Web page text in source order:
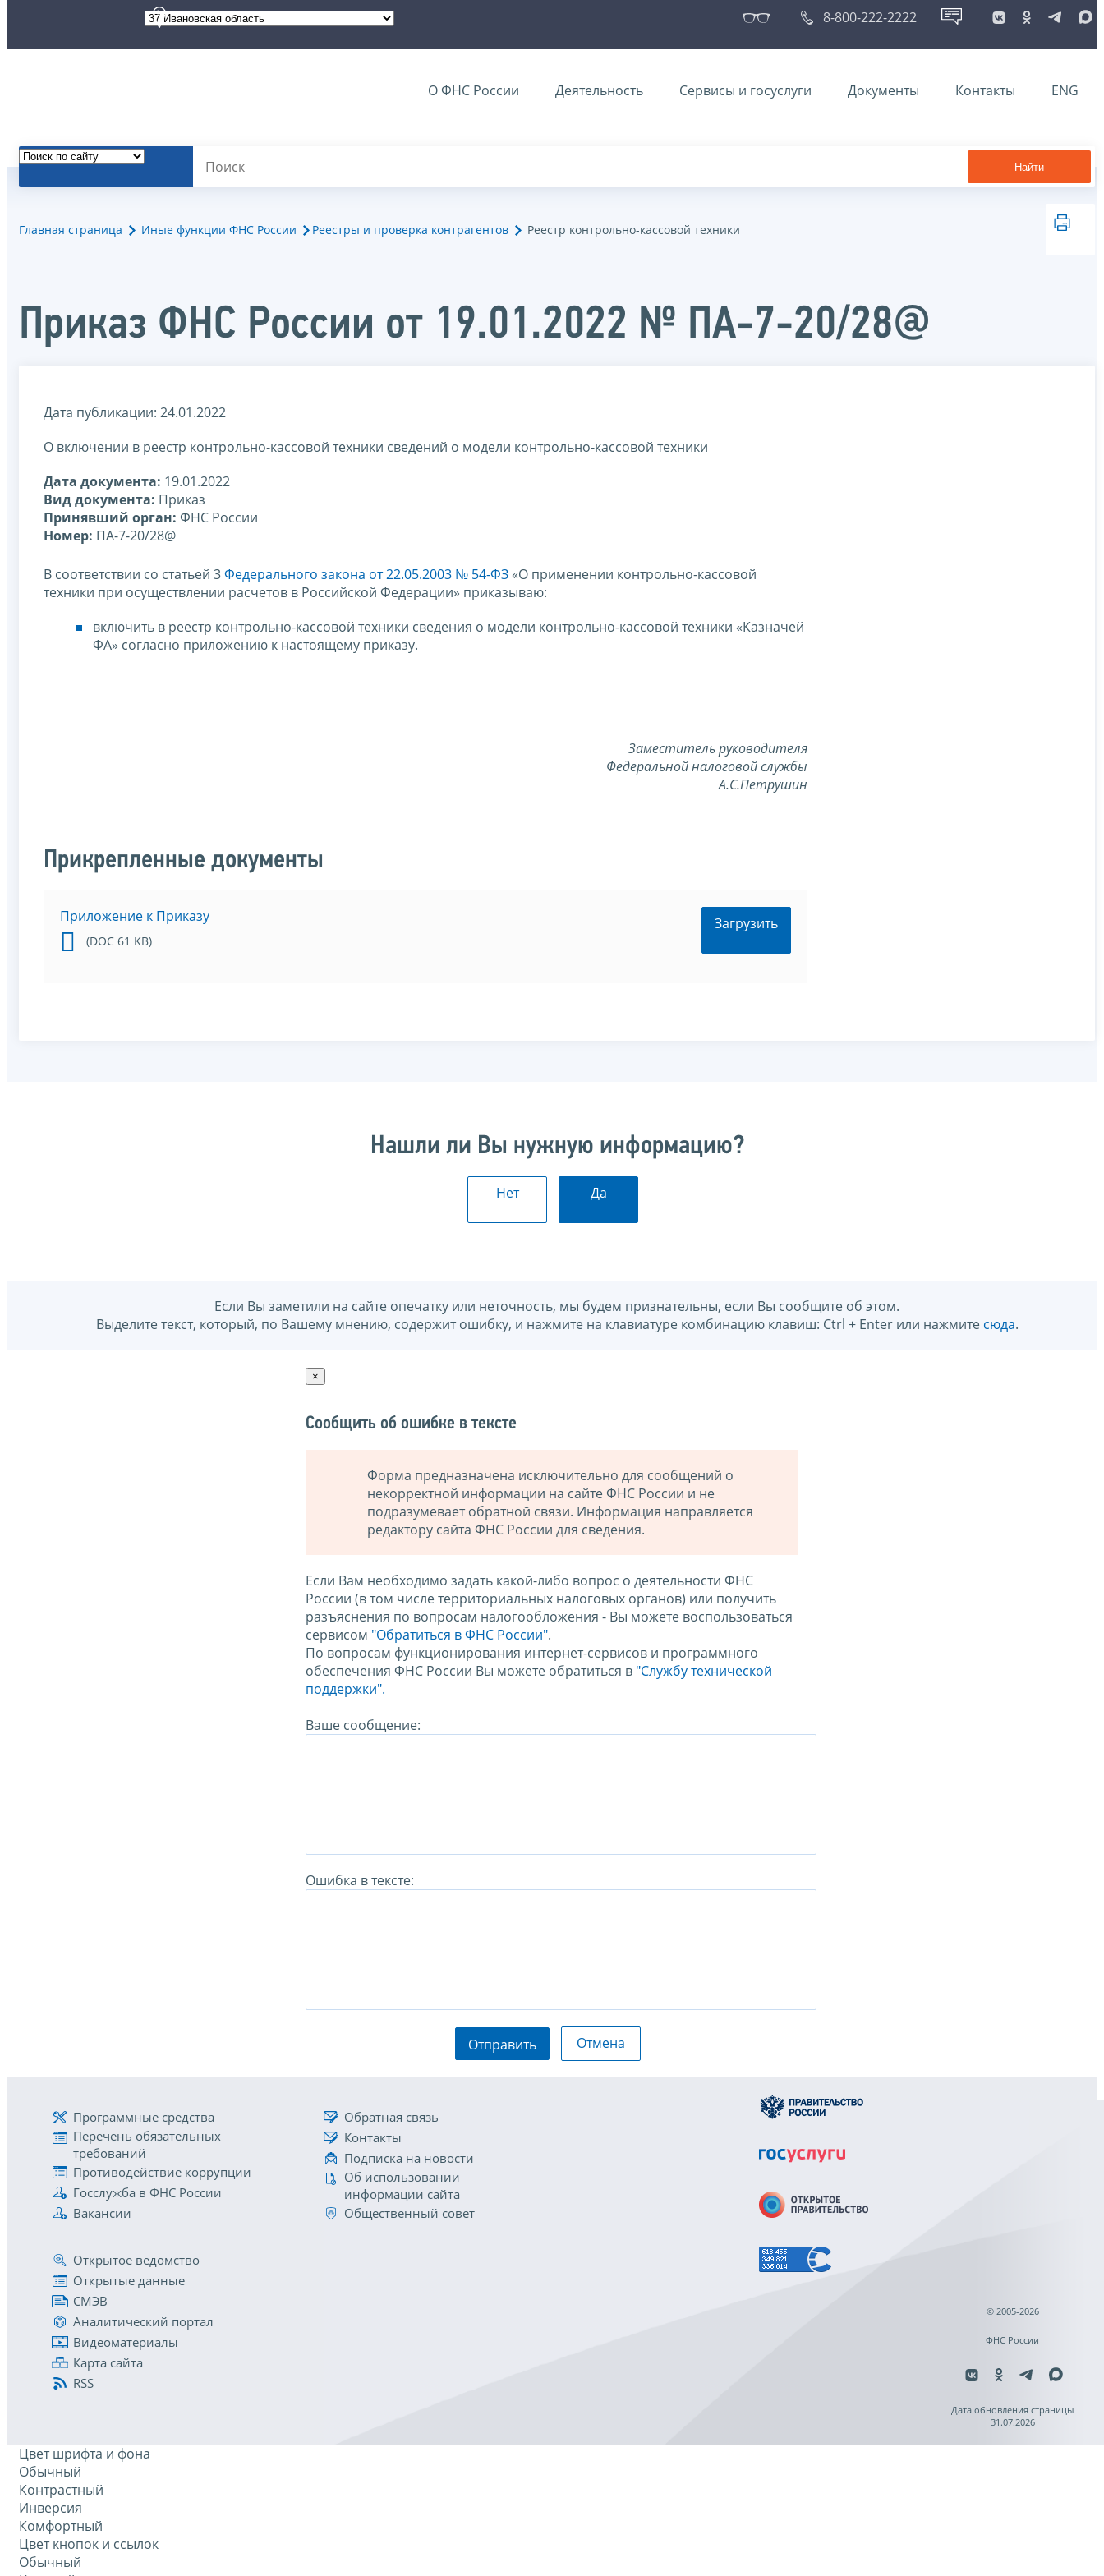
8-800-222-2222
О ФНС России Деятельность Сервисы и госуслуги Документы Контакты ENG
Найти
Главная страница Иные функции ФНС России Реестры и проверка контрагентов Реестр контрольно-кассовой техники
Приказ ФНС России от 19.01.2022 № ПА-7-20/28@
Дата публикации: 24.01.2022
О включении в реестр контрольно-кассовой техники сведений о модели контрольно-кассовой техники
Дата документа: 19.01.2022
Вид документа: Приказ
Принявший орган: ФНС России
Номер: ПА-7-20/28@
В соответствии со статьей 3Федерального закона от 22.05.2003 № 54-ФЗ «О применении контрольно-кассовой
техники при осуществлении расчетов в Российской Федерации» приказываю:
включить в реестр контрольно-кассовой техники сведения о модели контрольно-кассовой техники «Казначей
ФА» согласно приложению к настоящему приказу.
Заместитель руководителя
Федеральной налоговой службы
А.С.Петрушин
Прикрепленные документы
Приложение к Приказу
(DOC 61 KB)
Загрузить
Нашли ли Вы нужную информацию?
Нет Да
Если Вы заметили на сайте опечатку или неточность, мы будем признательны, если Вы сообщите об этом.
Выделите текст, который, по Вашему мнению, содержит ошибку, и нажмите на клавиатуре комбинацию клавиш: Ctrl + Enter или нажмите сюда.
×
Сообщить об ошибке в тексте
Форма предназначена исключительно для сообщений о
некорректной информации на сайте ФНС России и не
подразумевает обратной связи. Информация направляется
редактору сайта ФНС России для сведения.
Если Вам необходимо задать какой-либо вопрос о деятельности ФНС
России (в том числе территориальных налоговых органов) или получить
разъяснения по вопросам налогообложения - Вы можете воспользоваться
сервисом "Обратиться в ФНС России".
По вопросам функционирования интернет-сервисов и программного
обеспечения ФНС России Вы можете обратиться в "Службу технической
поддержки".
Ваше сообщение:
Ошибка в тексте:
Отправить Отмена
Программные средства
Перечень обязательных
требований
Противодействие коррупции
Госслужба в ФНС России
Вакансии
Обратная связь
Контакты
Подписка на новости
Об использовании
информации сайта
Общественный совет
Открытое ведомство
Открытые данные
СМЭВ
Аналитический портал
Видеоматериалы
Карта сайта
RSS
© 2005-2026
ФНС России
Дата обновления страницы
31.07.2026
Цвет шрифта и фона
Обычный
Контрастный
Инверсия
Комфортный
Цвет кнопок и ссылок
Обычный